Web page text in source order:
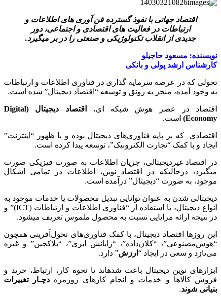
اقتصاد جهانی با نفوذ گسترده فن آوری های اطلاعات و
ارتباطات در فعالیت های اقتصادی و اجتماعی، دور
جدیدی از انقلاب تکنولوژیکی و صنعتی را در بر میگیرد.
نویسنده: مسعود حاجیلو
کارشناس ارشد پولی و بانکی
تحولی که در عرصه سرمایه ­گذاری در فناوری اطلاعات و ارتباطات
به وجود آمده، منجر به رونق و توسعه “اقتصاد دیجیتال” شده است.
اقتصاد در عصر هوش شبکه ­ای، اقتصاد دیجیتال (Digital
Economy
) است.
اقتصادی که بر پایه فناوری‌های دیجیتال بوده و با ظهور “اینترنت”
ایجاد و با کمک “تجارت الکترونیک”، توسعه پیدا کرده است.
در اقتصاد غیردیجیتالی، جریان اطلاعات به صورت فیزیکی صورت
می­گیرد، درحالیکه در اقتصاد نوین، اطلاعات در تمامی اشکال
موجود، به صورت “دیجیتال” درآمده است.
دیجیتالی شدن به عنوان توانایی تبدیل محصولات یا خدمات موجود به
انواع دیجیتال، با استفاده از “فناوری اطلاعات و ارتباطات (ICT)” و
در نتیجه ارائه مزایایی نسبت به محصول ملموس تعریف می­شود.
این روزها اقتصاد دیجیتال، با کمک فناوری‌های تحول‌آفرینی همچون
“هوش‌مصنوعی”، “کلان‌داده”، “رایانش ابری”، “بلاکچین” و غیره
می‌تازد و سعی در ایجاد “ ارزش” دارد.
ابزارهای نوین دیجیتال باعث شده­اند تا نحوه کار، ارتباط، خرید و
فروش کالا­ها و خدمات و انجام کارهای روزمره دچـار تغییرات
بنیانی شوند.